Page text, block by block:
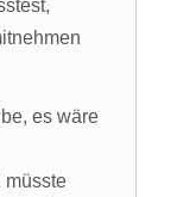
es wäre